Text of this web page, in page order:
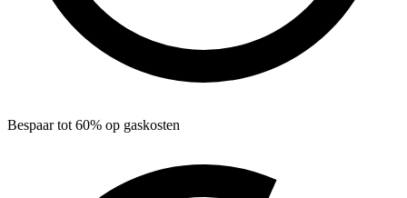
Bespaar tot 60% op gaskosten